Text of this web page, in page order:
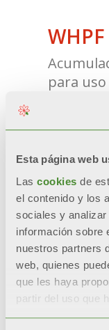
Esta página web
Las cookies de
el contenido y los
sociales y
información sobre
nuestros partners
web, quienes
que les haya
partir del uso que
WHPF
para
Modelos: